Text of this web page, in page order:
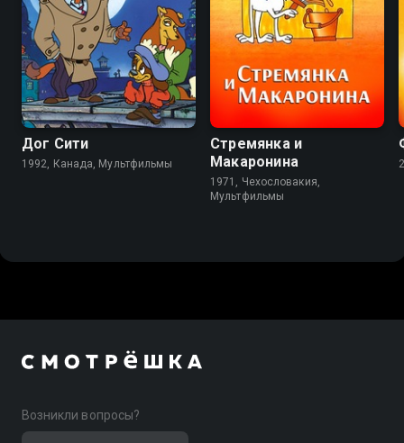
7.4 7.2
Дог Сити
1992, Канада, Мультфильмы
7.7 6.7
Стремянка и
Макаронина
1971, Чехословакия,
Мультфильмы
Возникли вопросы?